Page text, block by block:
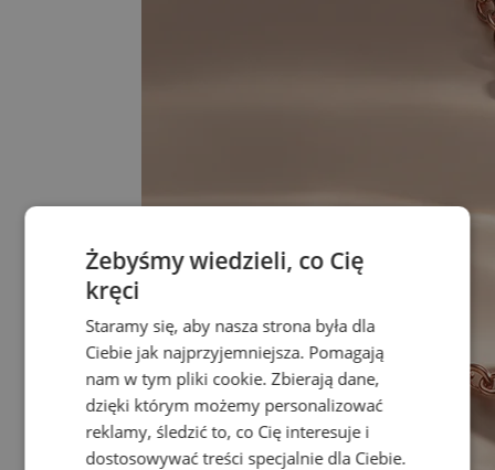
Żebyśmy wiedzieli, co Cię
kręci
Staramy się, aby nasza strona była dla
Ciebie jak najprzyjemniejsza. Pomagają
nam w tym pliki cookie. Zbierają dane,
dzięki którym możemy personalizować
reklamy, śledzić to, co Cię interesuje i
dostosowywać treści specjalnie dla Ciebie.